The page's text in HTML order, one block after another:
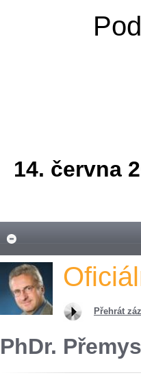
14. června
Přehrát
PhDr.